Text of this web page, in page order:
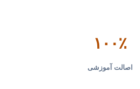
۱۰۰٪
اصالت آموزشی